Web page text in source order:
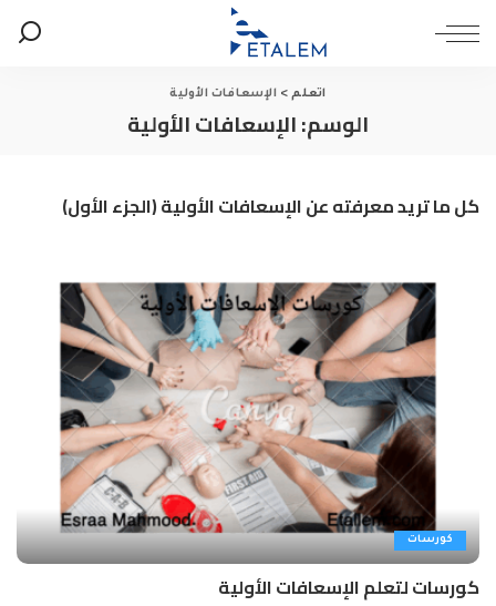
اتعلم> الإسعافات الأولية
الوسم:الإسعافات الأولية
كل ما تريد معرفته عن الإسعافات الأولية (الجزء الأول)
كورسات
كورسات لتعلم الإسعافات الأولية